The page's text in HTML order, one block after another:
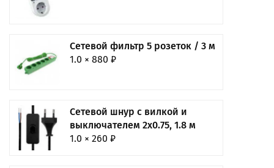
Сетевой фильтр 5 розеток / 3 м
1.0 × 880 ₽
Сетевой шнур с вилкой и
выключателем 2x0.75, 1.8 м
1.0 × 260 ₽